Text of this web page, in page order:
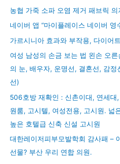
농협 가죽 소파 오염 제거 패브릭 의
네이버 앱 “마이플레이스 네이버 영
가르시니아 효과와 부작용, 다이어
여성 남성의 손금 보는 법 왼손 오
의 눈, 배우자, 운명선, 결혼선, 감
선)
506호방 재확인 : 신촌이대, 연세대
원룸, 고시텔, 여성전용, 고시원. 넓
높은 호텔급 신축 신설 고시원
대한레이저피부모발학회 감사패 –
선물? 부산 우리 연합 의원.